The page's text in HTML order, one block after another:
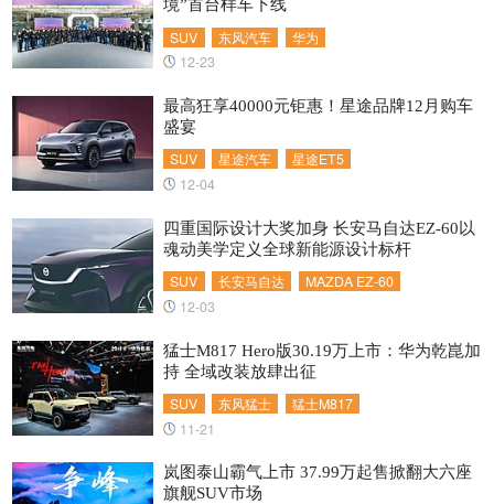
SUV 东风汽车 华为
境”首台样车下线
12-23
SUV 星途汽车 星途ET5
最高狂享40000元钜惠！星途品牌12月购车
盛宴
12-04
SUV 长安马自达 MAZDA EZ-60
四重国际设计大奖加身 长安马自达EZ-60以
魂动美学定义全球新能源设计标杆
12-03
SUV 东风猛士 猛士M817
猛士M817 Hero版30.19万上市：华为乾崑加
持 全域改装放肆出征
11-21
岚图泰山霸气上市 37.99万起售掀翻大六座
旗舰SUV市场